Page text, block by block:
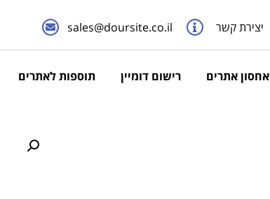
יצירת קשר sales@doursite.co.il
אחסון אתרים רישום דומיין תוספות לאתרים